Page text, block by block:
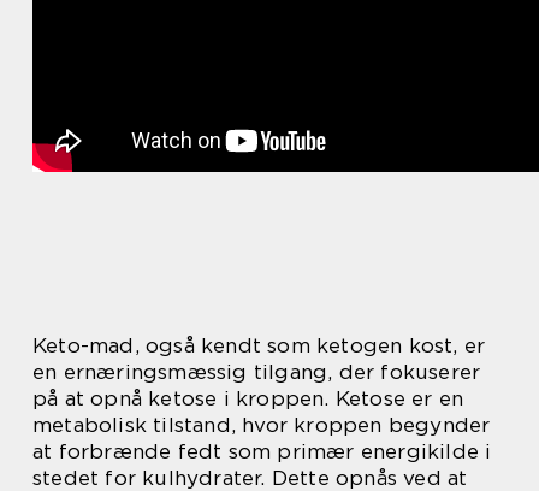
Keto-mad, også kendt som ketogen kost, er
en ernæringsmæssig tilgang, der fokuserer
på at opnå ketose i kroppen. Ketose er en
metabolisk tilstand, hvor kroppen begynder
at forbrænde fedt som primær energikilde i
stedet for kulhydrater. Dette opnås ved at